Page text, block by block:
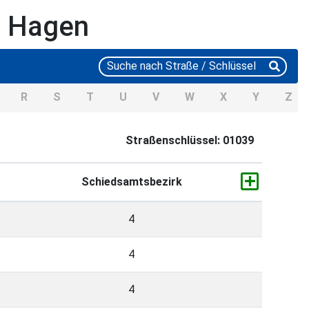
R S T U V W X Y Z
Straßenschlüssel: 01039
Schiedsamtsbezirk
4
4
4